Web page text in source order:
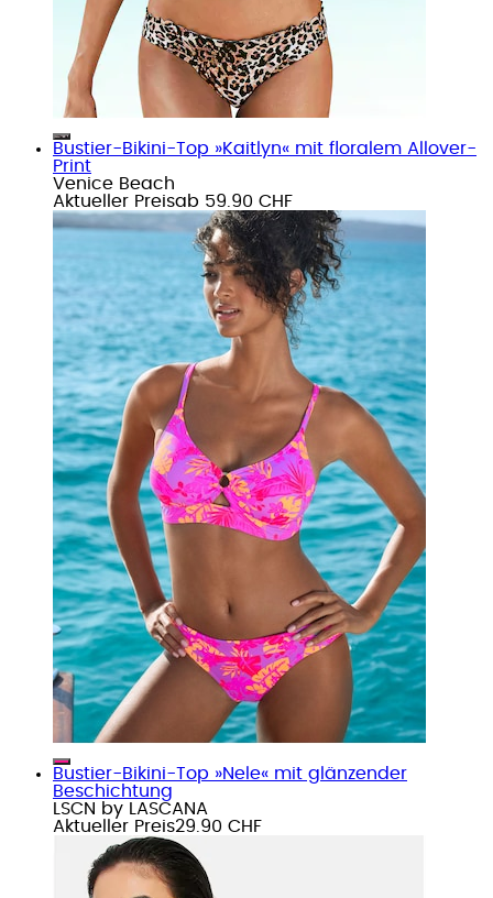
Bustier-Bikini-Top »Kaitlyn« mit floralem Allover-
Print
Venice Beach
Aktueller Preisab 59.90 CHF
Bustier-Bikini-Top »Nele« mit glänzender
Beschichtung
LSCN by LASCANA
Aktueller Preis29.90 CHF